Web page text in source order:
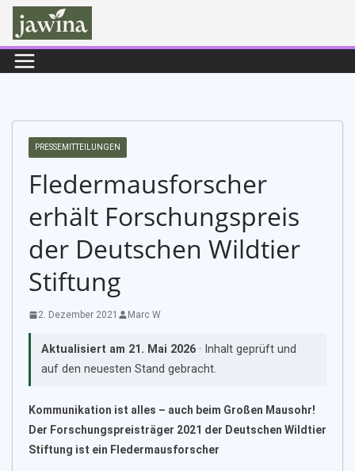
Zum
Inhalt
springen
PRESSEMITTEILUNGEN
Fledermausforscher
erhält Forschungspreis
der Deutschen Wildtier
Stiftung
2. Dezember 2021 Marc W
Aktualisiert am 21. Mai 2026· Inhalt geprüft und
auf den neuesten Stand gebracht.
Kommunikation ist alles – auch beim Großen Mausohr!
Der Forschungspreisträger 2021 der Deutschen Wildtier
Stiftung ist ein Fledermausforscher